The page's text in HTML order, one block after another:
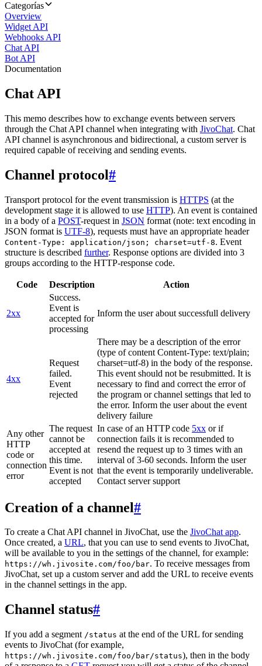
Categorías
Overview
Widget API
Webhooks API
Chat API
Bot API
Documentation
Chat API
This memo describes how to exchange events between servers
through the Chat API channel when integrating with JivoChat. Chat
API channel is asynchronous and bidirectional, a custom server is
required capable of receiving and sending events.
Channel protocol#
Transport protocol for the event transmission is HTTPS (at the
development stage it is allowed to use HTTP). An event is contained
in a body of a POST-request in JSON format (note: text encoding in
JSON format is UTF-8), requests must have an appropriate header
Content-Type: application/json; charset=utf-8. Event
structure is described further. Response options are divided into 3
groups according to the HTTP-response code.
Code Description Action
2xx
Success.
Event is
accepted for
processing
Inform the user about successfull delivery
4xx
Request
failed.
Event
rejected
There may be a description of the error
(type of content Content-Type: text/plain;
charset=utf-8) in the body of the response.
This event should not be resubmitted. It is
necessary to find and correct the error of
the program or channel settings that led to
the error. Inform the user about the event
delivery failure
Any other
HTTP
code or
connection
error
The request
cannot be
accepted at
this time.
Event is not
accepted
In case of an HTTP code 5xx or if
connection fails it is recommended to
resend the request up to 3 times with an
interval of 3-60 seconds. Inform the user
that the event is temporarily undeliverable.
Contact server support
Creation of a channel#
To create a Chat API channel in JivoChat, use the JivoChat app.
Once created, a URL, that you can use to send events to JivoChat,
will be available to you in the settings of the channel, for example:
https://wh.jivosite.com/foo/bar. To receive messages from
JivoChat, set up a custom server and add the URL to receive events
in the channel settings in the app.
Channel status#
If you add a segment /status at the end of the URL for sending
events to JivoChat (for example,
https://wh.jivosite.com/foo/bar/status), then in the body